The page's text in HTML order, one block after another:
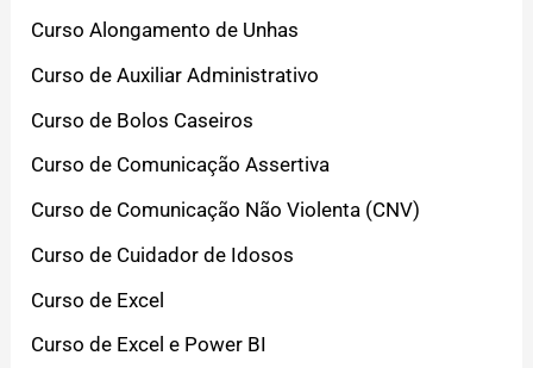
Curso Alongamento de Unhas
Curso de Auxiliar Administrativo
Curso de Bolos Caseiros
Curso de Comunicação Assertiva
Curso de Comunicação Não Violenta (CNV)
Curso de Cuidador de Idosos
Curso de Excel
Curso de Excel e Power BI